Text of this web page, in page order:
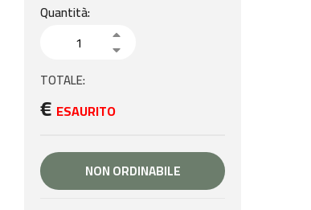
Quantità:
TOTALE:
€ ESAURITO
NON ORDINABILE